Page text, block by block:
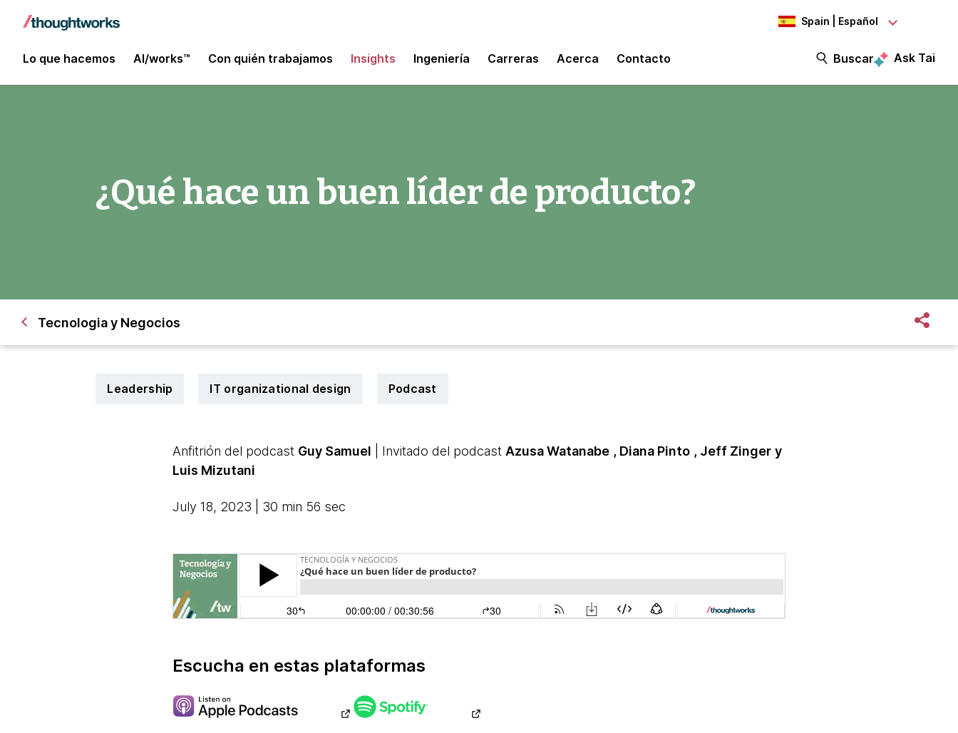
Spain | Español
Lo que hacemos AI/works™ Con quién trabajamos Insights Ingeniería Carreras Acerca Contacto Buscar Ask Tai
¿Qué hace un buen líder de producto?
Tecnologia y Negocios
Leadership IT organizational design Podcast
Anfitrión del podcast Guy Samuel | Invitado del podcast Azusa Watanabe , Diana Pinto , Jeff Zinger y
Luis Mizutani
July 18, 2023 | 30 min 56 sec
Escucha en estas plataformas